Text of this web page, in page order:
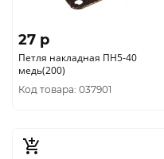
27 p
Петля накладная ПН5-40
медь(200)
Код товара: 037901